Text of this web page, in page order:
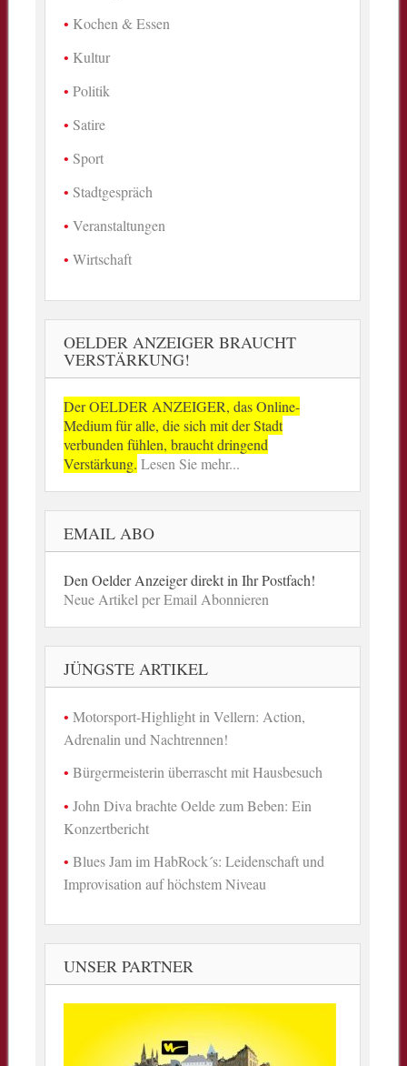
Kochen & Essen
Kultur
Politik
Satire
Sport
Stadtgespräch
Veranstaltungen
Wirtschaft
OELDER ANZEIGER BRAUCHT
VERSTÄRKUNG!
Der OELDER ANZEIGER, das Online-
Medium für alle, die sich mit der Stadt
verbunden fühlen, braucht dringend
Verstärkung. Lesen Sie mehr...
EMAIL ABO
Den Oelder Anzeiger direkt in Ihr Postfach!
Neue Artikel per Email Abonnieren
JÜNGSTE ARTIKEL
Motorsport-Highlight in Vellern: Action,
Adrenalin und Nachtrennen!
Bürgermeisterin überrascht mit Hausbesuch
John Diva brachte Oelde zum Beben: Ein
Konzertbericht
Blues Jam im HabRock´s: Leidenschaft und
Improvisation auf höchstem Niveau
UNSER PARTNER